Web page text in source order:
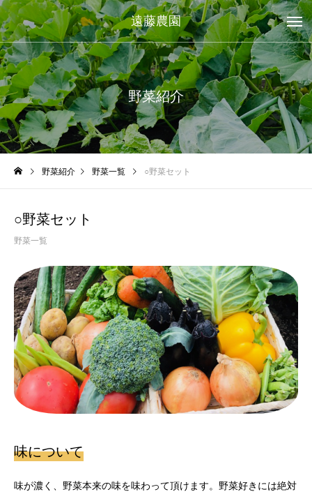
遠藤農園
野菜紹介
野菜紹介 野菜一覧 ○野菜セット
○野菜セット
野菜一覧
味について
味が濃く、野菜本来の味を味わって頂けます。野菜好きには絶対